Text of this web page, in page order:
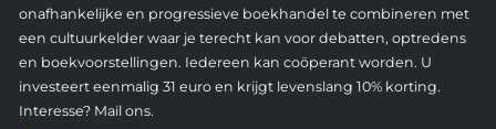
onafhankelijke en progressieve boekhandel te combineren met
een cultuurkelder waar je terecht kan voor debatten, optredens
en boekvoorstellingen. Iedereen kan coöperant worden. U
investeert eenmalig 31 euro en krijgt levenslang 10% korting.
Interesse? Mail ons.